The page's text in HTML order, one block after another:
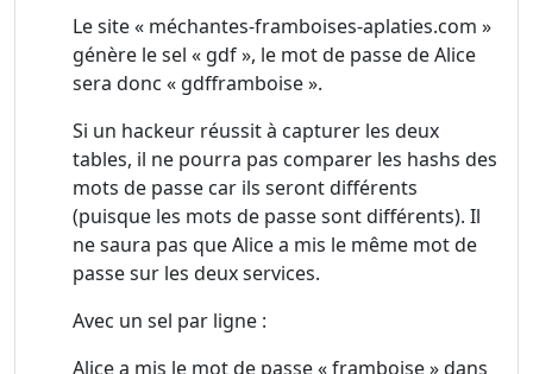
Le site « méchantes-framboises-aplaties.com »
génère le sel « gdf », le mot de passe de Alice
sera donc « gdfframboise ».
Si un hackeur réussit à capturer les deux
tables, il ne pourra pas comparer les hashs des
mots de passe car ils seront différents
(puisque les mots de passe sont différents). Il
ne saura pas que Alice a mis le même mot de
passe sur les deux services.
Avec un sel par ligne :
Alice a mis le mot de passe « framboise » dans